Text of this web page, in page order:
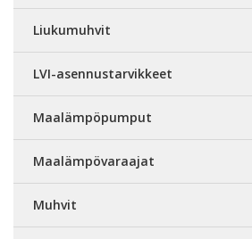
Liukumuhvit
LVI-asennustarvikkeet
Maalämpöpumput
Maalämpövaraajat
Muhvit